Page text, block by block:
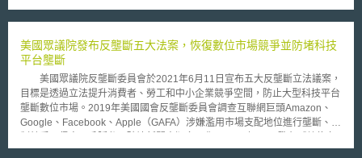
「先進模組化反應爐」（Advanced Modular Reactors, AMRs）及「微型模
電力，且有助於維護電網穩定。 英國政府與產業利害關係人溝通而鑑別出
推動民間專案所需解決之融資障礙，並提出相關因應方案，重點說明如下：
Pipeline）及「專案就緒度評估程序」（Project Readiness
Assessment），由政府協助鑑別於技術、供應鏈、資金、選址與營運方面
具相當成熟度之專案，以增強投資人對專案長期前景之信心。 （2）於具成
本效益之前提下，政府得考慮為民營專案提供保險、收益支持，同時「國家
美國眾議院發布反壟斷五大法案，恢復數位市場競爭並防堵科技
平台壟斷
美國眾議院反壟斷委員會於2021年6月11日宣布五大反壟斷立法議案，
目標是透過立法提升消費者、勞工和中小企業競爭空間，防止大型科技平台
壟斷數位市場。2019年美國國會反壟斷委員會調查互聯網巨頭Amazon、
Google、Facebook、Apple（GAFA）涉嫌濫用市場支配地位進行壟斷、抑
場競爭調查》（Investigation of Competition In Digital Markets）強調恢復